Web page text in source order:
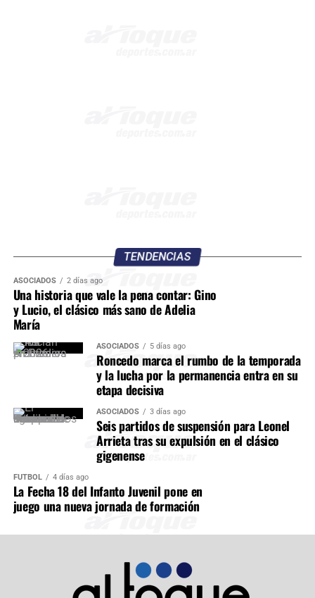
TENDENCIAS
ASOCIADOS 2 días ago
Una historia que vale la pena contar: Gino
y Lucio, el clásico más sano de Adelia
María
ASOCIADOS 5 días ago
Roncedo marca el rumbo de la temporada
y la lucha por la permanencia entra en su
etapa decisiva
ASOCIADOS 3 días ago
Seis partidos de suspensión para Leonel
Arrieta tras su expulsión en el clásico
gigenense
FÚTBOL 4 días ago
La Fecha 18 del Infanto Juvenil pone en
juego una nueva jornada de formación